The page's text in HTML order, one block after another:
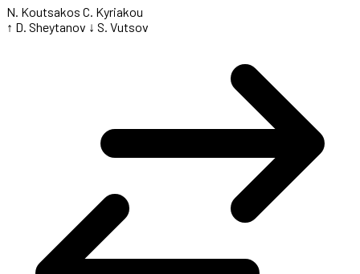
N. Koutsakos C. Kyriakou
↑ D. Sheytanov ↓ S. Vutsov